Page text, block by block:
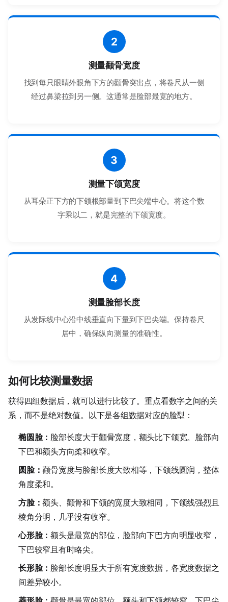
2
测量颧骨宽度
找到每只眼睛外眼角下方的颧骨突出点，将卷尺从一侧
经过鼻梁拉到另一侧。这通常是脸部最宽的地方。
3
测量下颌宽度
从耳朵正下方的下颌根部量到下巴尖端中心。将这个数
字乘以二，就是完整的下颌宽度。
4
测量脸部长度
从发际线中心沿中线垂直向下量到下巴尖端。保持卷尺
居中，确保纵向测量的准确性。
如何比较测量数据
获得四组数据后，就可以进行比较了。重点看数字之间的关
系，而不是绝对数值。以下是各组数据对应的脸型：
椭圆脸： 脸部长度大于颧骨宽度，额头比下颌宽。脸部向
下巴和额头方向柔和收窄。
圆脸：颧骨宽度与脸部长度大致相等，下颌线圆润，整体
角度柔和。
方脸：额头、颧骨和下颌的宽度大致相同，下颌线强烈且
棱角分明，几乎没有收窄。
心形脸：额头是最宽的部位，脸部向下巴方向明显收窄，
下巴较窄且有时略尖。
长形脸： 脸部长度明显大于所有宽度数据，各宽度数据之
间差异较小。